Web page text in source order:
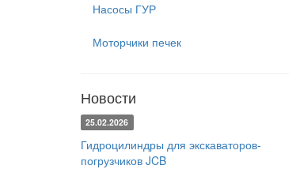
Насосы ГУР
Моторчики печек
Новости
25.02.2026
Гидроцилиндры для экскаваторов-
погрузчиков JCB